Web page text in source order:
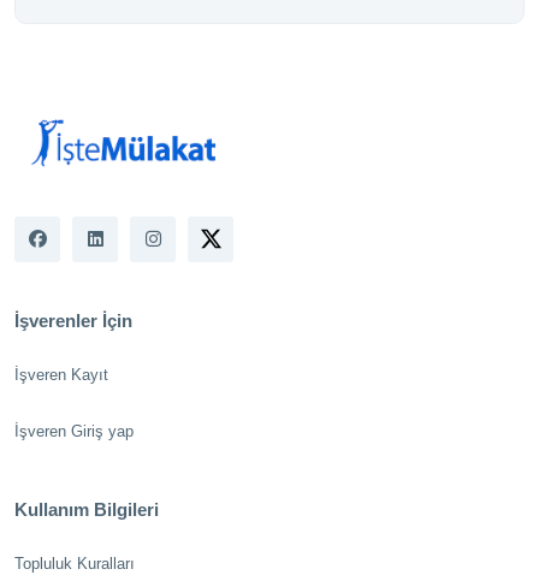
İşverenler İçin
İşveren Kayıt
İşveren Giriş yap
Kullanım Bilgileri
Topluluk Kuralları